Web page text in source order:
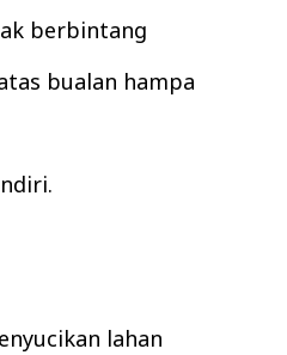
berbintang
bualan hampa
lahan